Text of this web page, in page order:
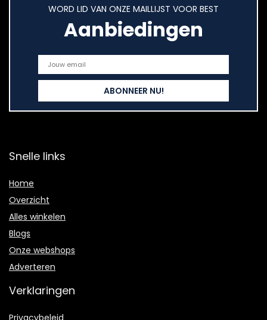
WORD LID VAN ONZE MAILLIJST VOOR BEST
Aanbiedingen
Snelle links
Home
Overzicht
Alles winkelen
Blogs
Onze webshops
Adverteren
Verklaringen